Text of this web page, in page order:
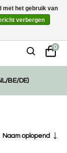
0
BE/DE)
Naam oplopend
met het gebruik van
verbergen